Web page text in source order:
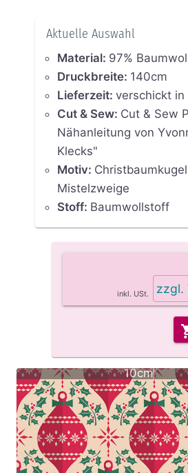
Aktuelle Auswahl
Material: 97%
Druckbreite: 140cm
Lieferzeit: verschickt
Cut & Sew: Cut & Sew
Nähanleitung von
Klecks"
Motiv:
Mistelzweige
Stoff: Baumwollstoff
inkl. USt. zzgl.
10cm